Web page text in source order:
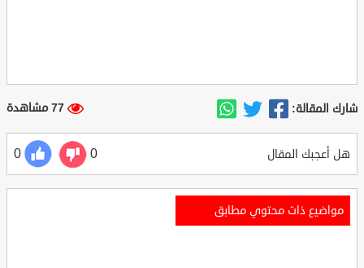
شارك المقالة: 77 مشاهدة
هل أعجبك المقال 0
0
مواضيع ذات محتوي مطابق